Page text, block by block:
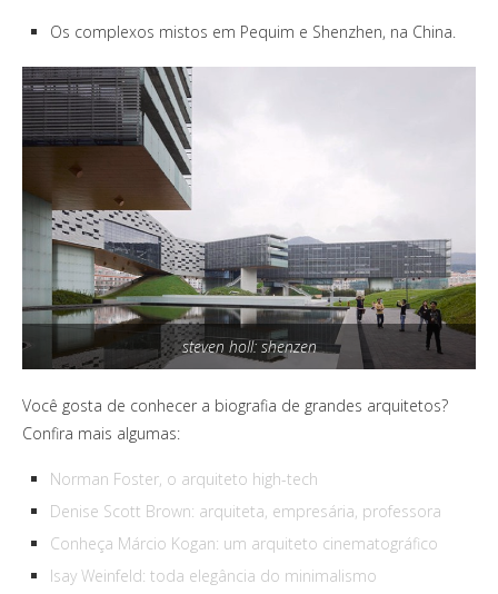
Os complexos mistos em Pequim e Shenzhen, na China.
steven holl: shenzen
Você gosta de conhecer a biografia de grandes arquitetos?
Confira mais algumas:
Norman Foster, o arquiteto high-tech
Denise Scott Brown: arquiteta, empresária, professora
Conheça Márcio Kogan: um arquiteto cinematográfico
Isay Weinfeld: toda elegância do minimalismo